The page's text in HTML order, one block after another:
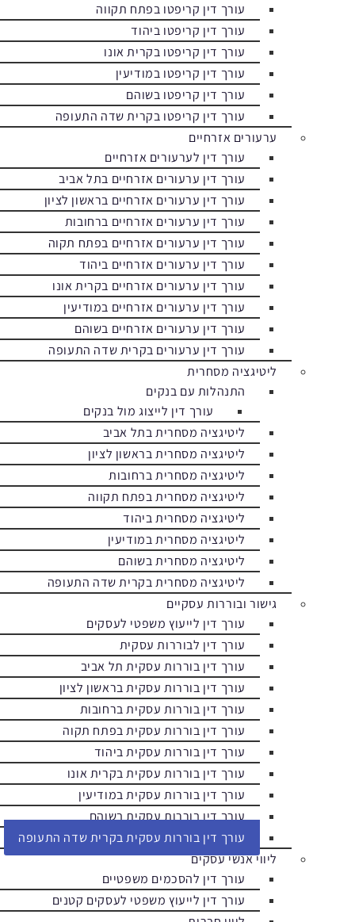
עורך דין קריפטו בפתח תקווה
עורך דין קריפטו ביהוד
עורך דין קריפטו בקרית אונו
עורך דין קריפטו במודיעין
עורך דין קריפטו בשוהם
עורך דין קריפטו בקרית שדה התעופה
ערעורים אזרחיים
עורך דין לערעורים אזרחיים
עורך דין ערעורים אזרחיים בתל אביב
עורך דין ערעורים אזרחיים בראשון לציון
עורך דין ערעורים אזרחיים ברחובות
עורך דין ערעורים אזרחיים בפתח תקוה
עורך דין ערעורים אזרחיים ביהוד
עורך דין ערעורים אזרחיים בקרית אונו
עורך דין ערעורים אזרחיים במודיעין
עורך דין ערעורים אזרחיים בשוהם
עורך דין ערעורים בקרית שדה התעופה
ליטיגציה מסחרית
התנהלות עם בנקים
עורך דין לייצוג מול בנקים
ליטיגציה מסחרית בתל אביב
ליטיגציה מסחרית בראשון לציון
ליטיגציה מסחרית ברחובות
ליטיגציה מסחרית בפתח תקווה
ליטיגציה מסחרית ביהוד
ליטיגציה מסחרית במודיעין
ליטיגציה מסחרית בשוהם
ליטיגציה מסחרית בקרית שדה התעופה
גישור ובוררות עסקיים
עורך דין לייעוץ משפטי לעסקים
עורך דין לבוררות עסקית
עורך דין בוררות עסקית תל אביב
עורך דין בוררות עסקית בראשון לציון
עורך דין בוררות עסקית ברחובות
עורך דין בוררות עסקית בפתח תקוה
עורך דין בוררות עסקית ביהוד
עורך דין בוררות עסקית בקרית אונו
עורך דין בוררות עסקית במודיעין
עורך דין בוררות עסקית בשוהם
עורך דין בוררות עסקית בקרית שדה התעופה
ליווי אנשי עסקים
עורך דין להסכמים משפטיים
עורך דין לייעוץ משפטי לעסקים קטנים